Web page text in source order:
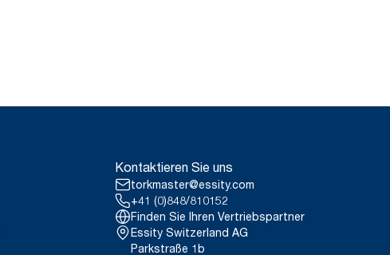
Kontaktieren Sie uns
torkmaster@essity.com
+41 (0)848/810152
Finden Sie Ihren Vertriebspartner
Essity Switzerland AG
Parkstraße 1b